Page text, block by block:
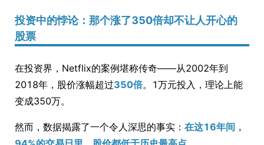
投资中的悖论：那个涨了350倍却不让人开心的
股票
在投资界，Netflix的案例堪称传奇——从2002年到
2018年，股价涨幅超过350倍。1万元投入，理论上能
变成350万。
然而，数据揭露了一个令人深思的事实： 在这16年间，